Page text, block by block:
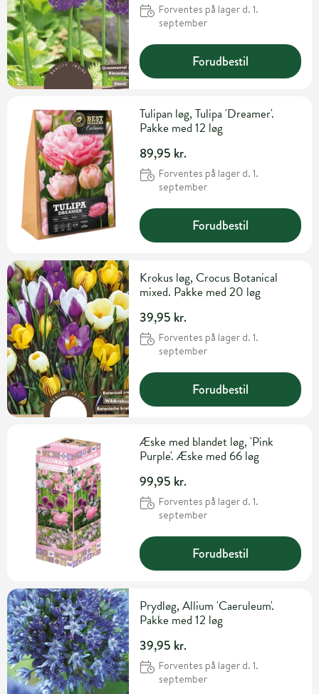
Forventes på lager d. 1.
september
Forudbestil
Tulipan løg, Tulipa 'Dreamer'.
Pakke med 12 løg
89,95 kr.
Forventes på lager d. 1.
september
Forudbestil
Krokus løg, Crocus Botanical
mixed. Pakke med 20 løg
39,95 kr.
Forventes på lager d. 1.
september
Forudbestil
Æske med blandet løg, 'Pink
Purple'. Æske med 66 løg
99,95 kr.
Forventes på lager d. 1.
september
Forudbestil
Prydløg, Allium 'Caeruleum'.
Pakke med 12 løg
39,95 kr.
Forventes på lager d. 1.
september